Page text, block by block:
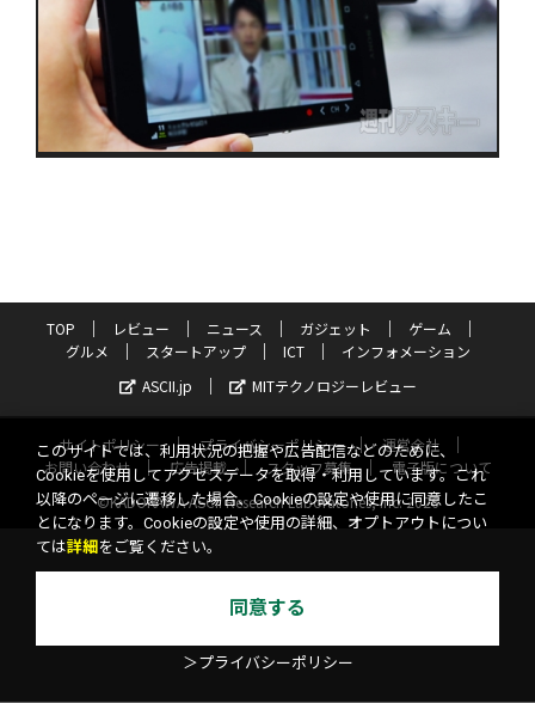
TOP レビュー ニュース ガジェット
ゲーム
グルメ
スタートアップ ICT
インフォメーション
ASCII.jp
MITテクノロジーレビュー
サイトポリシー プライバシーポリシー
運営会社
お問い合わせ
広告掲載 スタッフ募集
電子版について
©KADOKAWA ASCII Research Laboratories, Inc. 2026
このサイトでは、利用状況の把握や広告配信などのために、
Cookieを使用してアクセスデータを取得・利用しています。これ
以降のページに遷移した場合、Cookieの設定や使用に同意したこ
とになります。Cookieの設定や使用の詳細、オプトアウトについ
ては詳細 をご覧ください。
同意する
＞プライバシーポリシー